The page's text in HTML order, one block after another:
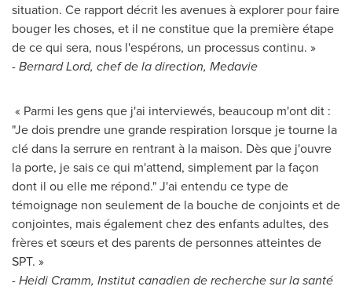
situation. Ce rapport décrit les avenues à explorer pour faire
bouger les choses, et il ne constitue que la première étape
de ce qui sera, nous l'espérons, un processus continu. »
-Bernard Lord, chef de la direction, Medavie
« Parmi les gens que j'ai interviewés, beaucoup m'ont dit :
"Je dois prendre une grande respiration lorsque je tourne la
clé dans la serrure en rentrant à la maison. Dès que j'ouvre
la porte, je sais ce qui m'attend, simplement par la façon
dont il ou elle me répond." J'ai entendu ce type de
témoignage non seulement de la bouche de conjoints et de
conjointes, mais également chez des enfants adultes, des
frères et sœurs et des parents de personnes atteintes de
SPT. »
-Heidi Cramm, Institut canadien de recherche sur la santé